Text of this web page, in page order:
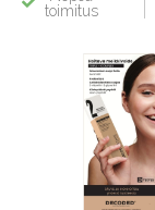
toimitus